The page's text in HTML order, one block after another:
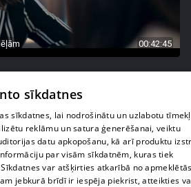
00:42:45
sīkdatnes
sīkdatnes, lai nodrošinātu un uzlabotu
reklāmu un satura ģenerēšanai, veiktu
datu apkopošanu, kā arī produktu
par visām sīkdatnēm, kuras tiek
var atšķirties atkarībā no
jebkurā brīdī ir iespēja piekrist, atteikties